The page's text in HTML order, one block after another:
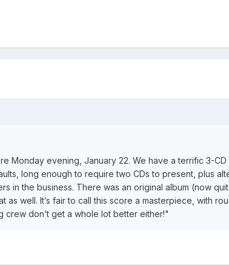
Monday evening, January 22. We have a terrific 3-
long enough to require two CDs to present, plus
in the business. There was an original album (now
as well. It’s fair to call this score a masterpiece, with
crew don’t get a whole lot better either!"